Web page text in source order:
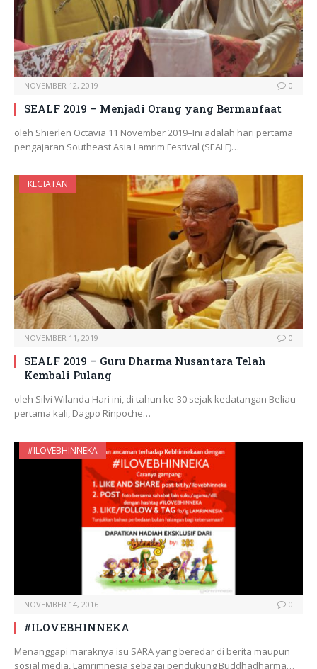
NOVEMBER 12, 2019 0
SEALF 2019 – Menjadi Orang yang Bermanfaat
oleh Shierlen Octavia 11 November 2019–Ini adalah hari pertama
pengajaran Southeast Asia Lamrim Festival (SEALF)…
KEGIATAN
NOVEMBER 11, 2019 0
SEALF 2019 – Guru Dharma Nusantara Telah
Kembali Pulang
oleh Silvi Wilanda Hari ini, di tahun ke-30 sejak kedatangan Beliau
pertama kali, Dagpo Rinpoche…
#ILOVEBHINNEKA
NOVEMBER 14, 2016 0
#ILOVEBHINNEKA
Menanggapi maraknya isu SARA yang beredar di berita maupun
sosial media, Lamrimnesia sebagai pendukung Buddhadharma…